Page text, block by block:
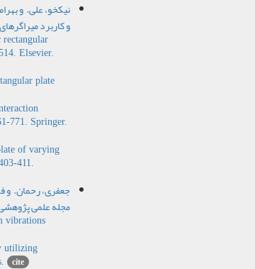
و کاربرد میراگرهای
Elsevier.
plate
771. Springer.
of varying
411.
مجله علمی پژوهشی شریف.
vibrations
utilizing
cite